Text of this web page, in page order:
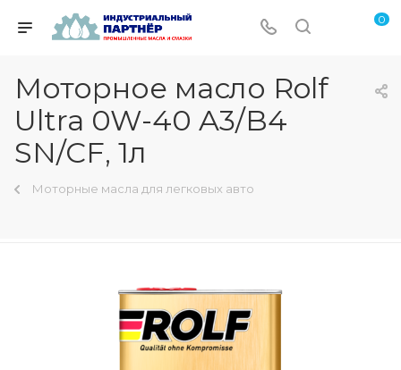
0
Моторное масло Rolf
Ultra 0W-40 A3/B4
SN/CF, 1л
Моторные масла для легковых авто